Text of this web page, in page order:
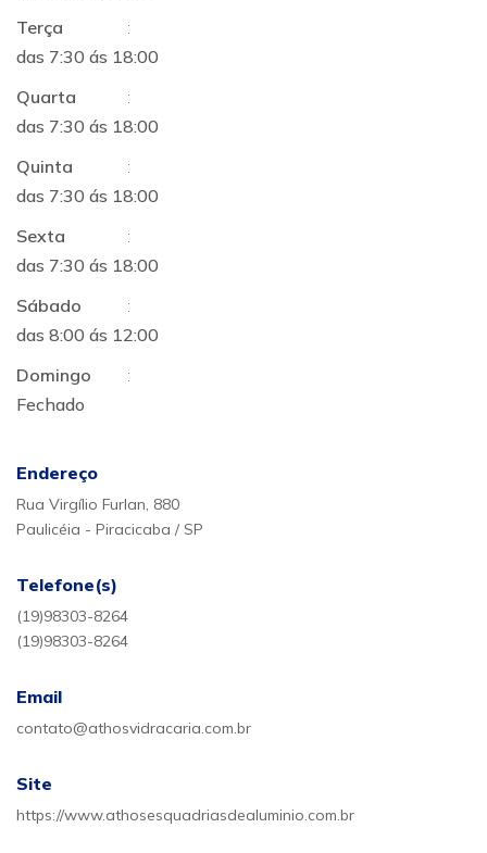
Terça
:
das 7:30 ás 18:00
Quarta
:
das 7:30 ás 18:00
Quinta
:
das 7:30 ás 18:00
Sexta
:
das 7:30 ás 18:00
Sábado
:
das 8:00 ás 12:00
Domingo
:
Fechado
Endereço
Rua Virgílio Furlan, 880
Paulicéia - Piracicaba / SP
Telefone(s)
(19)98303-8264
(19)98303-8264
Email
contato@athosvidracaria.com.br
Site
https://www.athosesquadriasdealuminio.com.br